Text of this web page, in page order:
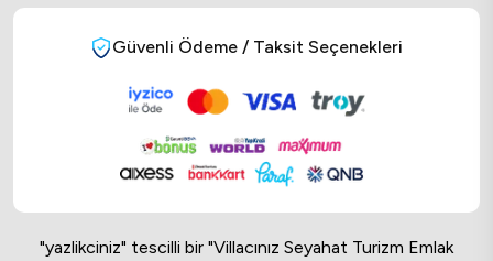
Güvenli Ödeme / Taksit Seçenekleri
"yazlikciniz" tescilli bir "Villacınız Seyahat Turizm Emlak